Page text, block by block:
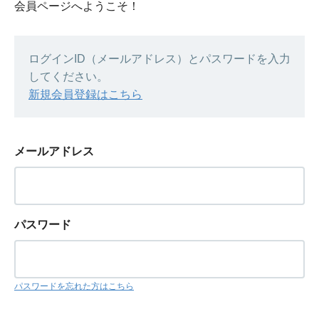
会員ページへようこそ！
ログインID（メールアドレス）とパスワードを入力
してください。
新規会員登録はこちら
メールアドレス
パスワード
パスワードを忘れた方はこちら